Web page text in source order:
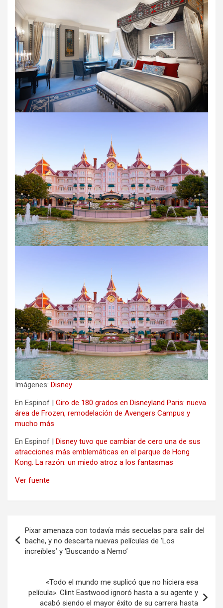
Imágenes: Disney
En Espinof | Giro de 180 grados en Disneyland Paris: nueva
área de Frozen, remodelación de Avengers Campus y
mucho más
En Espinof | Disney tuvo que cambiar de cero una de sus
atracciones más emblemáticas en el parque de Hong
Kong. La razón: un miedo atroz a los fantasmas
Ver fuente
de
entradas
Pixar amenaza con todavía más secuelas para salir del
bache, y no descarta nuevas películas de ‘Los
increíbles’ y ‘Buscando a Nemo’
«Todo el mundo me suplicó que no hiciera esa
película». Clint Eastwood ignoró hasta a su agente y
acabó siendo el mayor éxito de su carrera hasta